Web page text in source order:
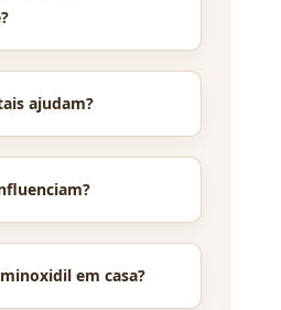
ajudam?
em casa?